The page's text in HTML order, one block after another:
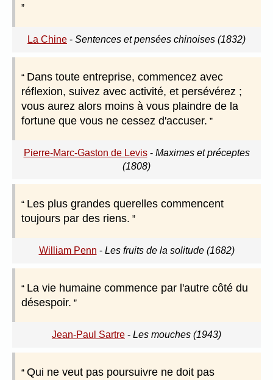
La Chine - Sentences et pensées chinoises (1832)
Dans toute entreprise, commencez avec
réflexion, suivez avec activité, et persévérez ;
vous aurez alors moins à vous plaindre de la
fortune que vous ne cessez d'accuser.
Pierre-Marc-Gaston de Levis- Maximes et préceptes
(1808)
Les plus grandes querelles commencent
toujours par des riens.
William Penn - Les fruits de la solitude (1682)
La vie humaine commence par l'autre côté du
désespoir.
Jean-Paul Sartre - Les mouches (1943)
Qui ne veut pas poursuivre ne doit pas